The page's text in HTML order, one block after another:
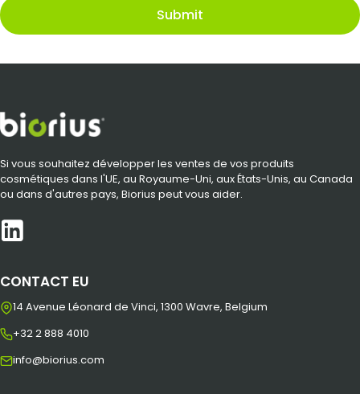
Submit
Si vous souhaitez développer les ventes de vos produits
cosmétiques dans l'UE, au Royaume-Uni, aux États-Unis, au Canada
ou dans d'autres pays, Biorius peut vous aider.
CONTACT EU
14 Avenue Léonard de Vinci, 1300 Wavre, Belgium
+32 2 888 4010
info@biorius.com